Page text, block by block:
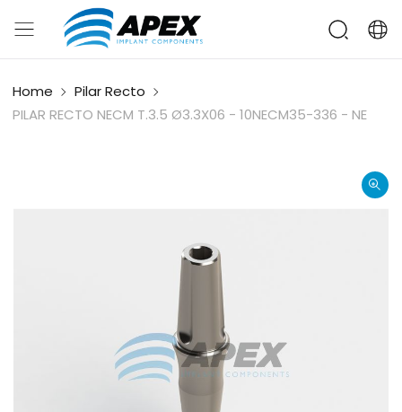
Home
Pilar Recto
PILAR RECTO NECM T.3.5 Ø3.3X06 - 10NECM35-336 - NE